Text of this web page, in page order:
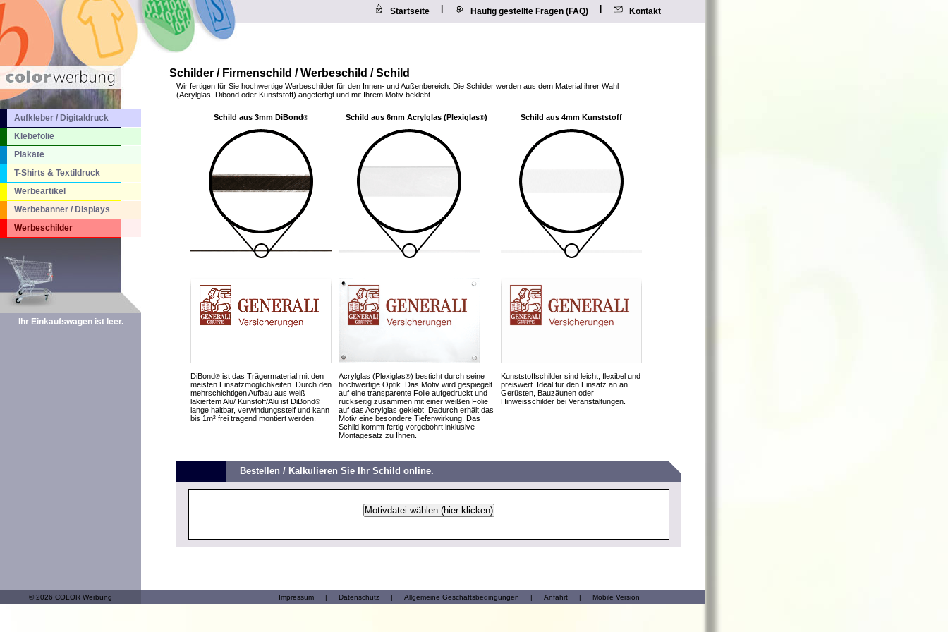
Startseite Häufig gestellte Fragen (FAQ) Kontakt
Aufkleber / Digitaldruck
Klebefolie
Plakate
T-Shirts & Textildruck
Werbeartikel
Werbebanner / Displays
Werbeschilder
Ihr Einkaufswagen ist leer.
Schilder / Firmenschild / Werbeschild / Schild
Wir fertigen für Sie hochwertige Werbeschilder für den Innen- und Außenbereich. Die Schilder werden aus dem Material ihrer Wahl
(Acrylglas, Dibond oder Kunststoff) angefertigt und mit Ihrem Motiv beklebt.
Schild aus 3mm DiBond® Schild aus 6mm Acrylglas (Plexiglas®) Schild aus 4mm Kunststoff
DiBond® ist das Trägermaterial mit den
meisten Einsatzmöglichkeiten. Durch den
mehrschichtigen Aufbau aus weiß
lakiertem Alu/ Kunstoff/Alu ist DiBond®
lange haltbar, verwindungssteif und kann
bis 1m² frei tragend montiert werden.
Acrylglas (Plexiglas®) besticht durch seine
hochwertige Optik. Das Motiv wird gespiegelt
auf eine transparente Folie aufgedruckt und
rückseitig zusammen mit einer weißen Folie
auf das Acrylglas geklebt. Dadurch erhält das
Motiv eine besondere Tiefenwirkung. Das
Schild kommt fertig vorgebohrt inklusive
Montagesatz zu Ihnen.
Kunststoffschilder sind leicht, flexibel und
preiswert. Ideal für den Einsatz an an
Gerüsten, Bauzäunen oder
Hinweisschilder bei Veranstaltungen.
Bestellen / Kalkulieren Sie Ihr Schild online.
© 2026 COLOR Werbung Impressum | Datenschutz | Allgemeine Geschäftsbedingungen | Anfahrt | Mobile Version